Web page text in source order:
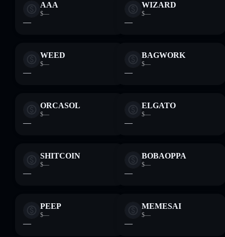
AAA
$—
—
WIZARD
$—
—
WEED
$—
—
BAGWORK
$—
—
ORCASOL
$—
—
ELGATO
$—
—
SHITCOIN
$—
—
BOBAOPPA
$—
—
PEEP
$—
—
MEMESAI
$—
—